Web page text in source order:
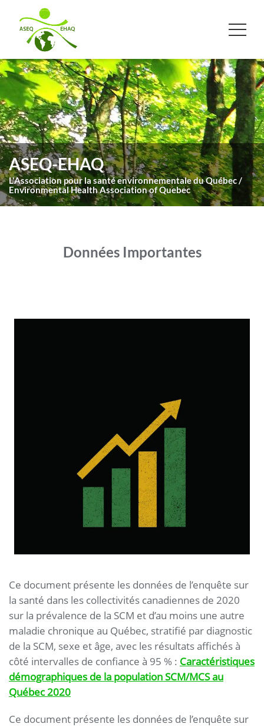
ASEQ-EHAQ
L'Association pour la santé environnementale du Québec /
Environmental Health Association of Quebec
Données Importantes
Ce document présente les données de l’enquête sur
la santé dans les collectivités canadiennes de 2020
sur la prévalence de la SCM et d’au moins une autre
maladie chronique au Québec, stratifié par diagnostic
de la SCM, sexe et âge, avec les résultats affichés à
côté intervalles de confiance à 95 % : Caractéristiques
démographiques de la population SCM/MCS au
Québec 2020
Ce document présente les données de l’enquête sur